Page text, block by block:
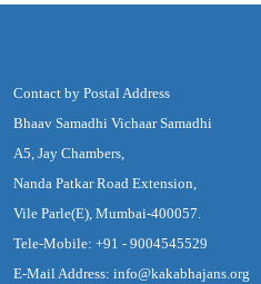
Contact by Postal Address
Bhaav Samadhi Vichaar Samadhi
A5, Jay Chambers,
Nanda Patkar Road Extension,
Vile Parle(E), Mumbai-400057.
Tele-Mobile: +91 - 9004545529
E-Mail Address: info@kakabhajans.org